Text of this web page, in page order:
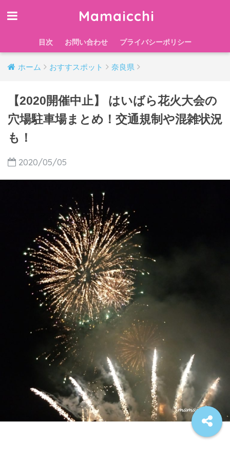
Mamaicchi
目次 お問い合わせ プライバシーポリシー
ホーム おすすスポット 奈良県
【2020開催中止】 はいばら花火大会の
穴場駐車場まとめ！交通規制や混雑状況
も！
2020/05/05